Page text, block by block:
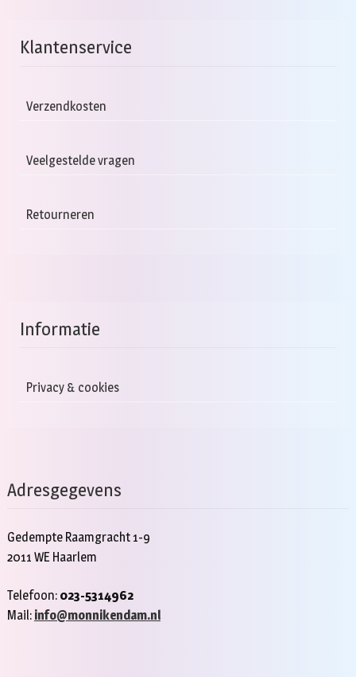
Klantenservice
Verzendkosten
Veelgestelde vragen
Retourneren
Informatie
Privacy & cookies
Adresgegevens
Gedempte Raamgracht 1-9
2011 WE Haarlem
Telefoon: 023-5314962
Mail: info@monnikendam.nl